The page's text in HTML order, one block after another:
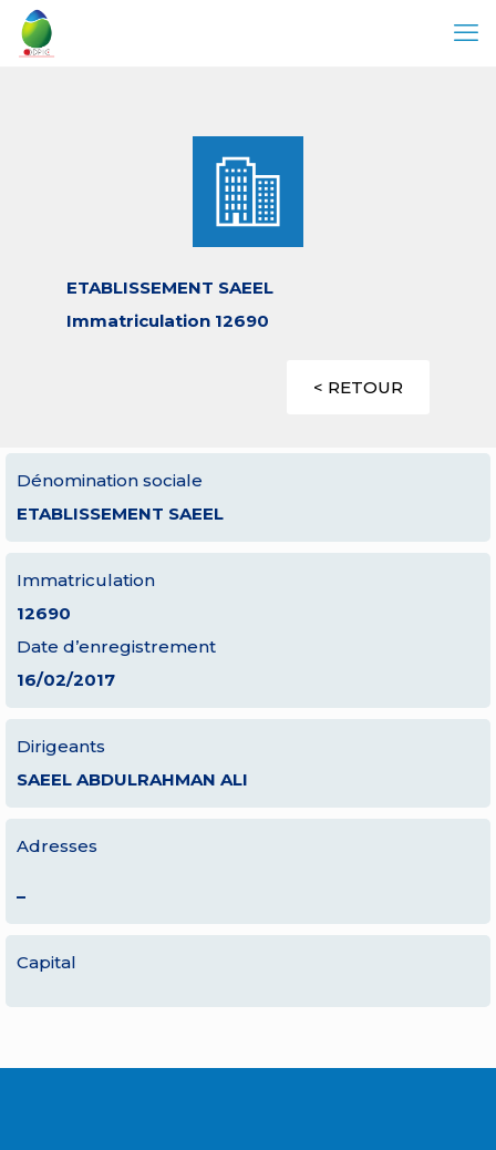
ETABLISSEMENT SAEEL
Immatriculation 12690
< RETOUR
Dénomination sociale
ETABLISSEMENT SAEEL
Immatriculation
12690
Date d’enregistrement
16/02/2017
Dirigeants
SAEEL ABDULRAHMAN ALI
Adresses
–
Capital